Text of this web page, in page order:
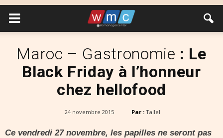
Maroc – Gastronomie : Le
Black Friday à l’honneur
chez hellofood
24 novembre 2015 Par : Tallel
Ce vendredi 27 novembre, les papilles ne seront pas